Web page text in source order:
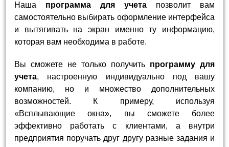
Наша программа для учетапозволит вам
самостоятельно выбирать оформление интерфейса
и вытягивать на экран именно ту информацию,
которая вам необходима в работе.
Вы сможете не только получить программу для
учета, настроенную индивидуально под вашу
компанию, но и множество дополнительных
возможностей. К примеру, используя
«Всплывающие окна», вы сможете более
эффективно работать с клиентами, а внутри
предприятия поручать друг другу разные задания и